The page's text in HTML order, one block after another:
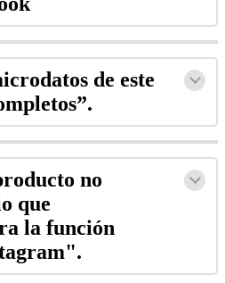
de este
no
que
la función